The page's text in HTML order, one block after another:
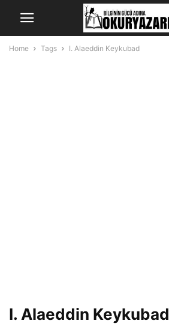
Home Tags I. Alaeddin Keykubad
I. Alaeddin Keykubad